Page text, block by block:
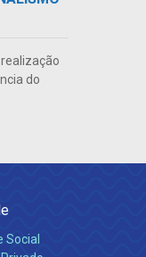
do
Social